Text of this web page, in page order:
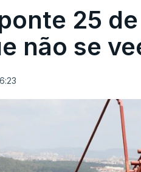
25
não se